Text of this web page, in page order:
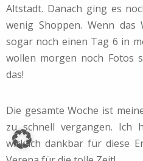
Altstadt. Danach ging es
wenig Shoppen. Wenn
sogar noch einen Tag 6 in
wollen morgen noch Fotos
das!
Die gesamte Woche ist
zu schnell vergangen. Ich
wirklich dankbar für diese